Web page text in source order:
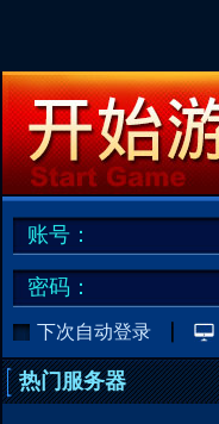
账号：
密码：
下次自动登录
热门服务器